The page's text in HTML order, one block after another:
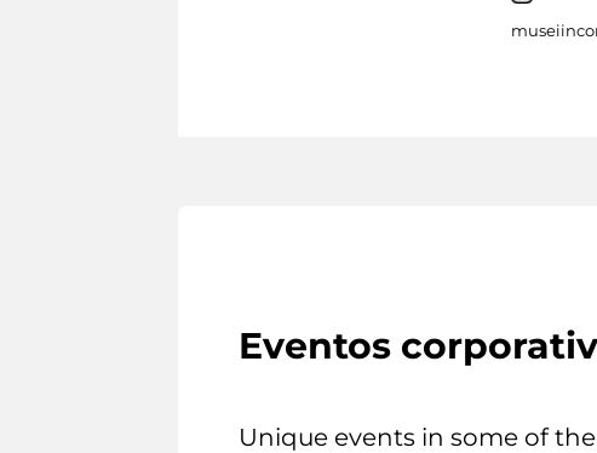
Eventos
Unique events in some of the